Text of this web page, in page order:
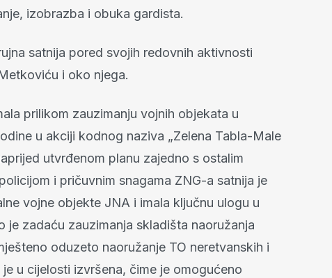
izobrazba i obuka gardista.
satnija pored svojih redovnih aktivnosti
i oko njega.
prilikom zauzimanju vojnih objekata u
u akciji kodnog naziva „Zelena Tabla-Male
utvrđenom planu zajedno s ostalim
i pričuvnim snagama ZNG-a satnija je
vojne objekte JNA i imala ključnu ulogu u
je zadaću zauzimanja skladišta naoružanja
oduzeto naoružanje TO neretvanskih i
u cijelosti izvršena, čime je omogućeno